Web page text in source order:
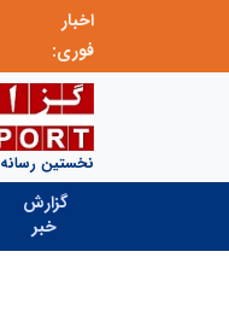
اخبار
فوری:
نخستین رسانه
گزارش
خبر